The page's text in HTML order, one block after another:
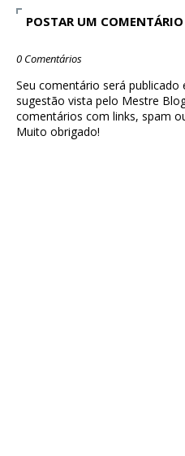
POSTAR UM COMENTÁRIO
0 Comentários
Seu comentário será publicado
sugestão vista pelo Mestre
comentários com links, spam
Muito obrigado!